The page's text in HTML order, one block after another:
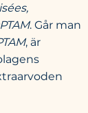
. Går man
, är